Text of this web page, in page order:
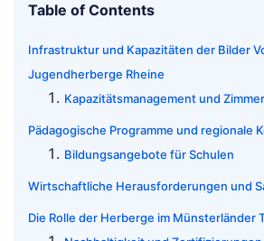
Table of Contents
Infrastruktur und Kapazitäten der Bilder
Jugendherberge Rheine
Kapazitätsmanagement und
Pädagogische Programme und regionale
Bildungsangebote für Schulen
Wirtschaftliche Herausforderungen und
Die Rolle der Herberge im Münsterländer